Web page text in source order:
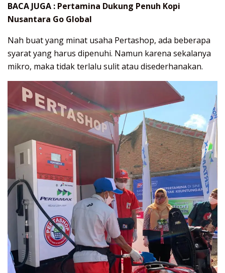
BACA JUGA : Pertamina Dukung Penuh Kopi
Nusantara Go Global
Nah buat yang minat usaha Pertashop, ada beberapa
syarat yang harus dipenuhi. Namun karena sekalanya
mikro, maka tidak terlalu sulit atau disederhanakan.